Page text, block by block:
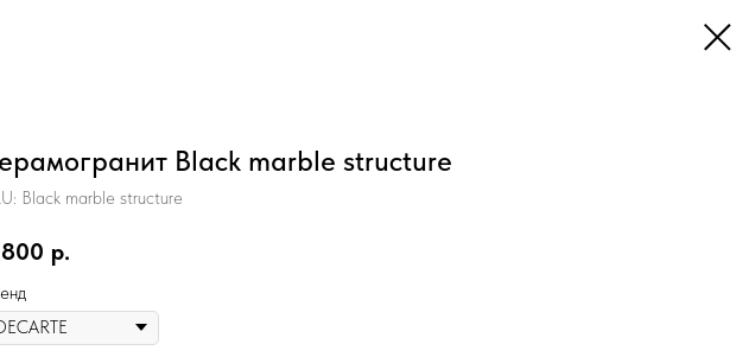
Black marble structure
Black marble structure
р.